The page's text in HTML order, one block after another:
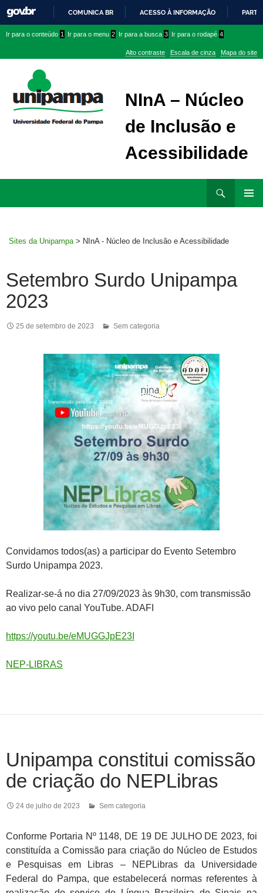
PARA
CONTEÚDO
COMUNICA BR ACESSO À INFORMAÇÃO
conteúdo
menu
superior
menu
Ir para o conteúdo 1 Ir para o menu 2 Ir para a busca 3 Ir para o rodapé 4
Alto contraste Escala de cinza Mapa do site
NInA – Núcleo
de Inclusão e
Acessibilidade
Sites da Unipampa > NInA - Núcleo de Inclusão e Acessibilidade
Setembro Surdo Unipampa
2023
25 de setembro de 2023 Sem categoria
Convidamos todos(as) a participar do Evento Setembro
Surdo Unipampa 2023.
Realizar-se-á no dia 27/09/2023 às 9h30, com transmissão
ao vivo pelo canal YouTube. ADAFI
https://youtu.be/eMUGGJpE23I
NEP-LIBRAS
Unipampa constitui comissão
de criação do NEPLibras
24 de julho de 2023 Sem categoria
Conforme Portaria Nº 1148, DE 19 DE JULHO DE 2023, foi
constituída a Comissão para criação do Núcleo de Estudos
e Pesquisas em Libras – NEPLibras da Universidade
Federal do Pampa, que estabelecerá normas referentes à